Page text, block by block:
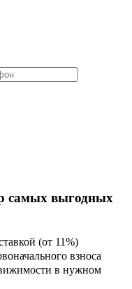
самых выгодных
(от 11%)
взноса
в нужном